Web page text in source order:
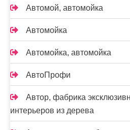
Автомой, автомойка
Автомойка
Автомойка, автомойка
АвтоПрофи
Автор, фабрика
интерьеров из дерева